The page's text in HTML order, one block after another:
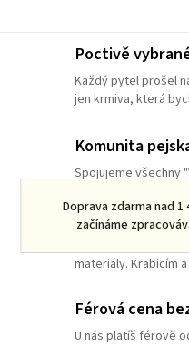
Doprava zdarma nad 1
začínáme
Poctivě
Každý pytel prošel
jen krmiva, která
Komunita
Spojujeme všechny
Myslíme na
materiály. Krabicím
Férová cena
U nás platíš férově